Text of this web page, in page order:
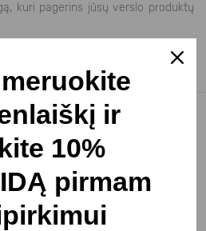
kuri pagerins jūsų verslo produktų
ir
10%
pirmam